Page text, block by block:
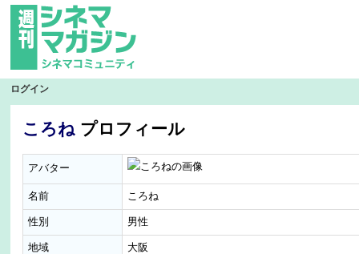
ログイン
ころね プロフィール
アバター
名前 ころね
性別 男性
地域 大阪